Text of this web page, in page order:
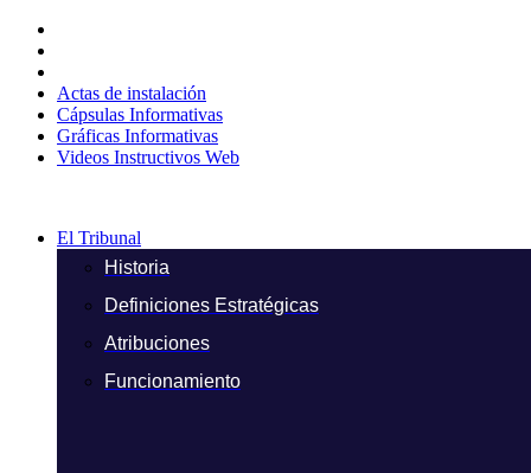
contenido
Actas de instalación
Cápsulas Informativas
Gráficas Informativas
Videos Instructivos Web
El Tribunal
Historia
Definiciones Estratégicas
Atribuciones
Funcionamiento